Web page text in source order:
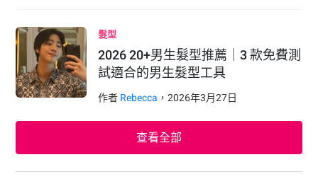
髮型
2026 20+男生髮型推薦｜3 款免費測
試適合的男生髮型工具
作者 Rebecca ，2026年3月27日
查看全部